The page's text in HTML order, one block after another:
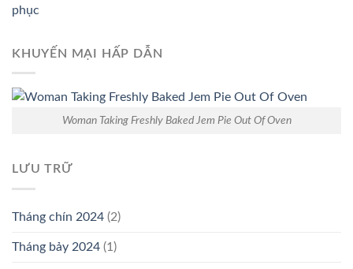
phục
KHUYẾN MẠI HẤP DẪN
Woman Taking Freshly Baked Jem Pie Out Of Oven
LƯU TRỮ
Tháng chín 2024 (2)
Tháng bảy 2024 (1)